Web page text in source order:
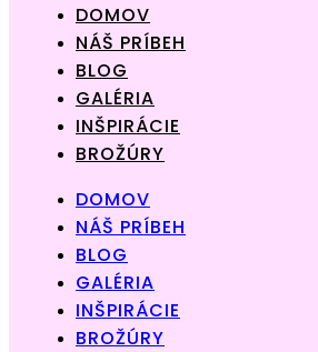
DOMOV
NÁŠ PRÍBEH
BLOG
GALÉRIA
INŠPIRÁCIE
BROŽÚRY
DOMOV
NÁŠ PRÍBEH
BLOG
GALÉRIA
INŠPIRÁCIE
BROŽÚRY